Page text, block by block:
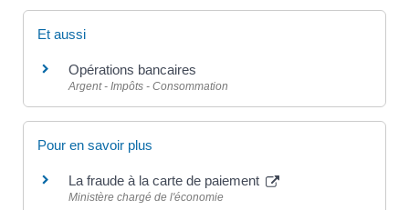
Et aussi
Opérations bancaires
Argent - Impôts - Consommation
Pour en savoir plus
La fraude à la carte de paiement
Ministère chargé de l'économie